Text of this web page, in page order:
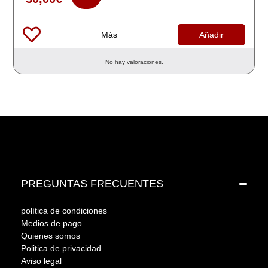
Más Añadir
No hay valoraciones.
PREGUNTAS FRECUENTES
política de condiciones
Medios de pago
Quienes somos
Politica de privacidad
Aviso legal